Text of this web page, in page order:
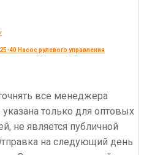
40 Насос рулевого управления
все менеджера
только для оптовых
не является публичной
на следующий день